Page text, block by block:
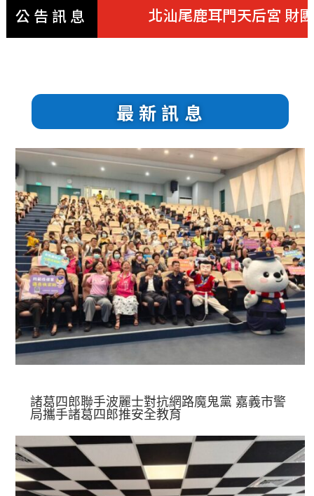
公告訊息 北汕尾鹿耳門天后宮 財團法
最新訊息
諸葛四郎聯手波麗士對抗網路魔鬼黨 嘉義市警
局攜手諸葛四郎推安全教育